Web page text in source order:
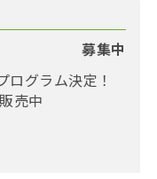
募集中
グラム決定！
売中